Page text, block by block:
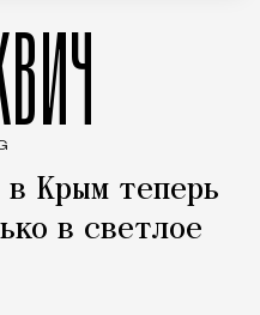
Крым теперь
в светлое